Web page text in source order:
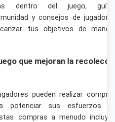
dentro del juego,
y consejos de
tus objetivos de
que mejoran la
pueden realizar
potenciar sus esfuerzos
compras a menudo